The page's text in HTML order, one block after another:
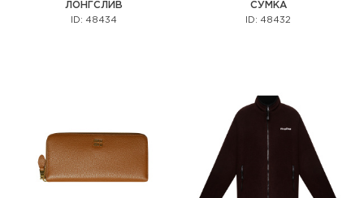
ЛОНГСЛИВ
ID: 48434
СУМКА
ID: 48432